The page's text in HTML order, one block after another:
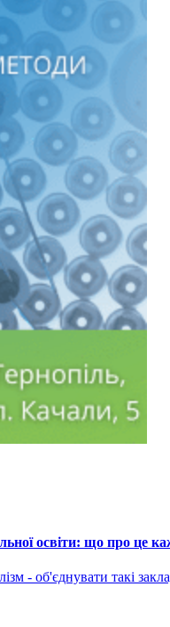
освіти: що про це
- об'єднувати такі